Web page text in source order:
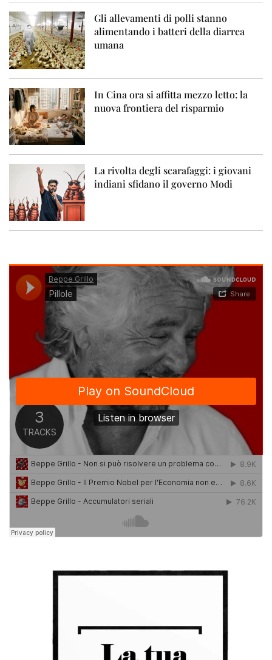
Gli allevamenti di polli stanno
alimentando i batteri della diarrea
umana
In Cina ora si affitta mezzo letto: la
nuova frontiera del risparmio
La rivolta degli scarafaggi: i giovani
indiani sfidano il governo Modi